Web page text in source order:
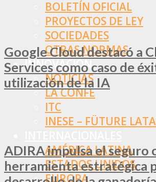
BOLETÍN OFICIAL
PROYECTOS DE LEY
SOCIEDADES
OTRAS NORMAS
INNOVACIÓN
NOTICIAS
LA CONFE
ITC
INESE – FÜTURE
AMÉRICA LATINA
ESTADOS UNIDOS
EUROPA
Google Cloud destacó a
Services como caso de
utilización de la IA
ADIRA impulsa el seguro
herramienta estratégica